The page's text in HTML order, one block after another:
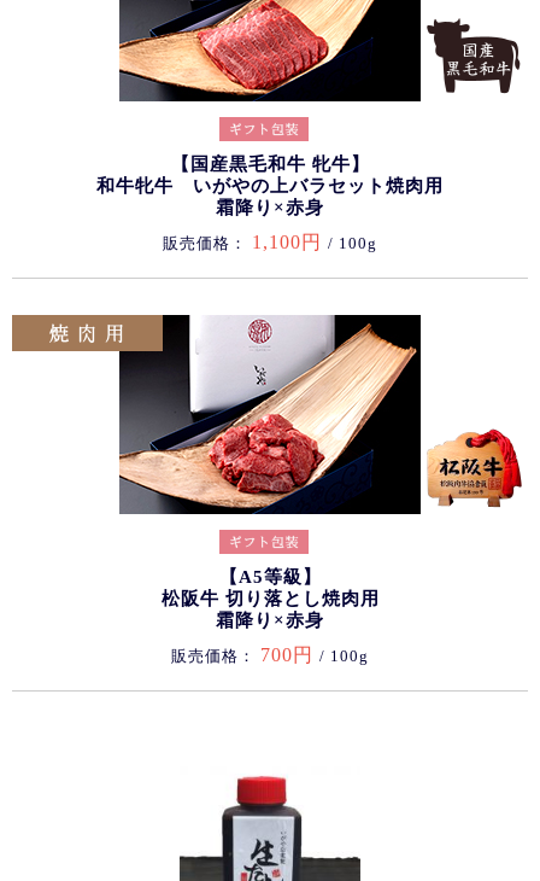
【国産黒毛和牛 牝牛】
和牛牝牛 いがやの上バラセット焼肉用
霜降り×赤身
販売価格： 1,100円 / 100g
【A5等級】
松阪牛 切り落とし焼肉用
霜降り×赤身
販売価格： 700円 / 100g